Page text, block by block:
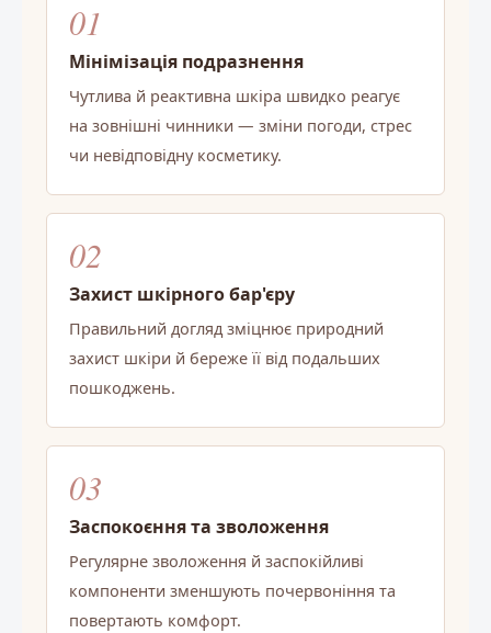
н
н
я
и
к
о
01
Мінімізація подразнення
Чутлива й реактивна шкіра швидко реагує
на зовнішні чинники — зміни погоди, стрес
чи невідповідну косметику.
02
Захист шкірного бар'єру
Правильний догляд зміцнює природний
захист шкіри й береже її від подальших
пошкоджень.
03
Заспокоєння та зволоження
Регулярне зволоження й заспокійливі
компоненти зменшують почервоніння та
повертають комфорт.